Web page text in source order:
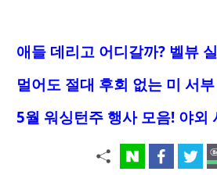
애들 데리고 어디갈까? 벨뷰
멀어도 절대 후회 없는 미 서
5월 워싱턴주 행사 모음! 야외